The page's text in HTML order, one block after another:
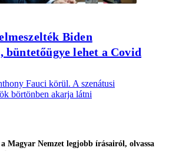
Biden
büntetőügye lehet a Covid
Fauci körül. A szenátusi
börtönben akarja látni
Magyar Nemzet legjobb írásairól, olvassa